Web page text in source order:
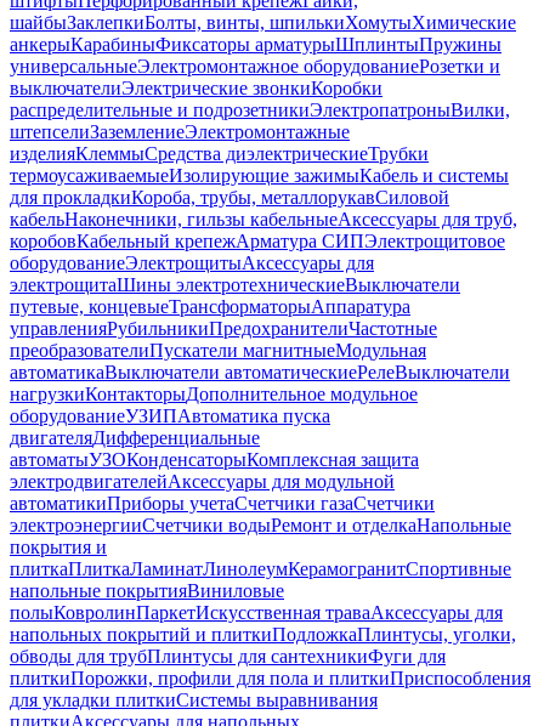
шайбыЗаклепкиБолты, винты, шпилькиХомутыХимические
анкерыКарабиныФиксаторы арматурыШплинтыПружины
универсальныеЭлектромонтажное оборудованиеРозетки и
выключателиЭлектрические звонкиКоробки
распределительные и подрозетникиЭлектропатроныВилки,
штепселиЗаземлениеЭлектромонтажные
изделияКлеммыСредства диэлектрическиеТрубки
термоусаживаемыеИзолирующие зажимыКабель и системы
для прокладкиКороба, трубы, металлорукавСиловой
кабельНаконечники, гильзы кабельныеАксессуары для труб,
коробовКабельный крепежАрматура СИПЭлектрощитовое
оборудованиеЭлектрощитыАксессуары для
электрощитаШины электротехническиеВыключатели
путевые, концевыеТрансформаторыАппаратура
управленияРубильникиПредохранителиЧастотные
преобразователиПускатели магнитныеМодульная
автоматикаВыключатели автоматическиеРелеВыключатели
нагрузкиКонтакторыДополнительное модульное
оборудованиеУЗИПАвтоматика пуска
двигателяДифференциальные
автоматыУЗОКонденсаторыКомплексная защита
электродвигателейАксессуары для модульной
автоматикиПриборы учетаСчетчики газаСчетчики
электроэнергииСчетчики водыРемонт и отделкаНапольные
покрытия и
плиткаПлиткаЛаминатЛинолеумКерамогранитСпортивные
напольные покрытияВиниловые
полыКовролинПаркетИскусственная траваАксессуары для
напольных покрытий и плиткиПодложкаПлинтусы, уголки,
обводы для трубПлинтусы для сантехникиФуги для
плиткиПорожки, профили для пола и плиткиПриспособления
для укладки плиткиСистемы выравнивания
плиткиАксессуары для напольных